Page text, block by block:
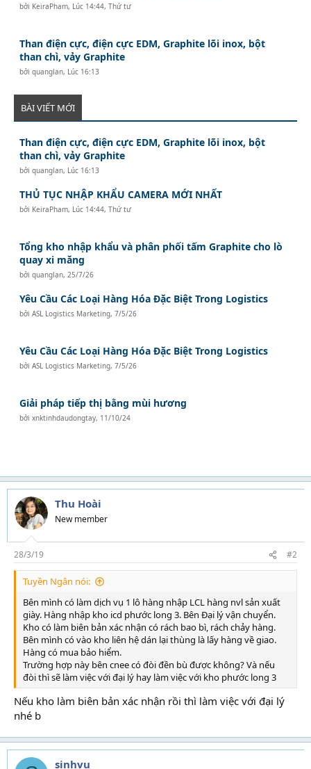
bởi KeiraPham, Lúc 14:44, Thứ tư
Than điện cực, điện cực EDM, Graphite lõi inox, bột
than chì, vảy Graphite
bởiquanglan, Lúc 16:13
BÀI VIẾT MỚI
Than điện cực, điện cực EDM, Graphite lõi inox, bột
than chì, vảy Graphite
bởiquanglan, Lúc 16:13
THỦ TỤC NHẬP KHẨU CAMERA MỚI NHẤT
bởi KeiraPham, Lúc 14:44, Thứ tư
Tổng kho nhập khẩu và phân phối tấm Graphite cho lò
quay xi măng
bởiquanglan, 25/7/26
Yêu Cầu Các Loại Hàng Hóa Đặc Biệt Trong Logistics
bởiASL Logistics Marketing,7/5/26
Yêu Cầu Các Loại Hàng Hóa Đặc Biệt Trong Logistics
bởiASL Logistics Marketing,7/5/26
Giải pháp tiếp thị bằng mùi hương
bởixnktinhdaudongtay, 11/10/24
Thu Hoài
New member
28/3/19 #2
Tuyền Ngân nói:
Bên mình có làm dịch vụ 1 lô hàng nhập LCL hàng nvl sản xuất
giày. Hàng nhập kho icd phước long 3. Bên Đại lý vận chuyển.
Kho có làm biên bản xác nhận có rách bao bì, rách chảy hàng.
Bên mình có vào kho liên hệ dán lại thùng là lấy hàng về giao.
Hàng có mua bảo hiểm.
Trường hợp này bên cnee có đòi đền bù được không? Và nếu
đòi thì sẽ làm việc với đại lý hay làm việc với kho phước long 3
Nếu kho làm biên bản xác nhận rồi thì làm việc với đại lý
nhé b
sinhvu